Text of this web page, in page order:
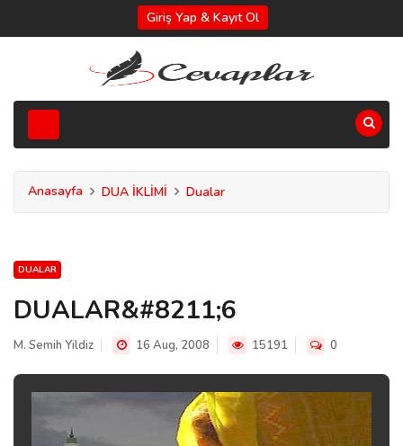
Giriş Yap & Kayıt Ol
Anasayfa DUA İKLİMİ Dualar
DUALAR
DUALAR&#8211;6
M. Semih Yildiz 16 Aug, 2008 15191 0